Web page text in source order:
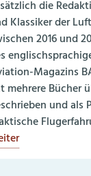
die
Klassiker der
2016 und
Magazins
mehrere Bücher
und als